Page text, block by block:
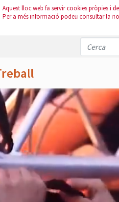
Aquest lloc web fa servir cookies pròpies i
Per a més informació podeu consultar la